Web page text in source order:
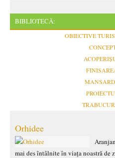
BIBLIOTECĂ:
OBIECTIVE
Orhidee
mai des întâlnite în viața noastră de